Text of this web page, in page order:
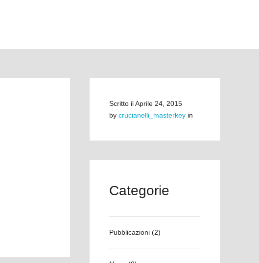
Scritto ilAprile 24, 2015
by crucianelli_masterkey in
Categorie
Pubblicazioni (2)